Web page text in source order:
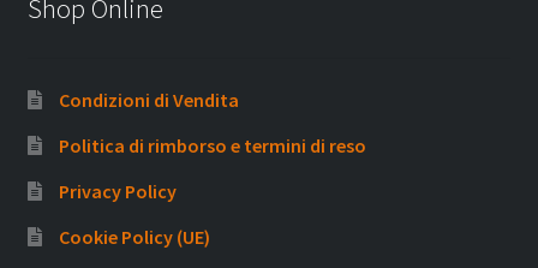
Shop Online
Condizioni di Vendita
Politica di rimborso e termini di reso
Privacy Policy
Cookie Policy (UE)